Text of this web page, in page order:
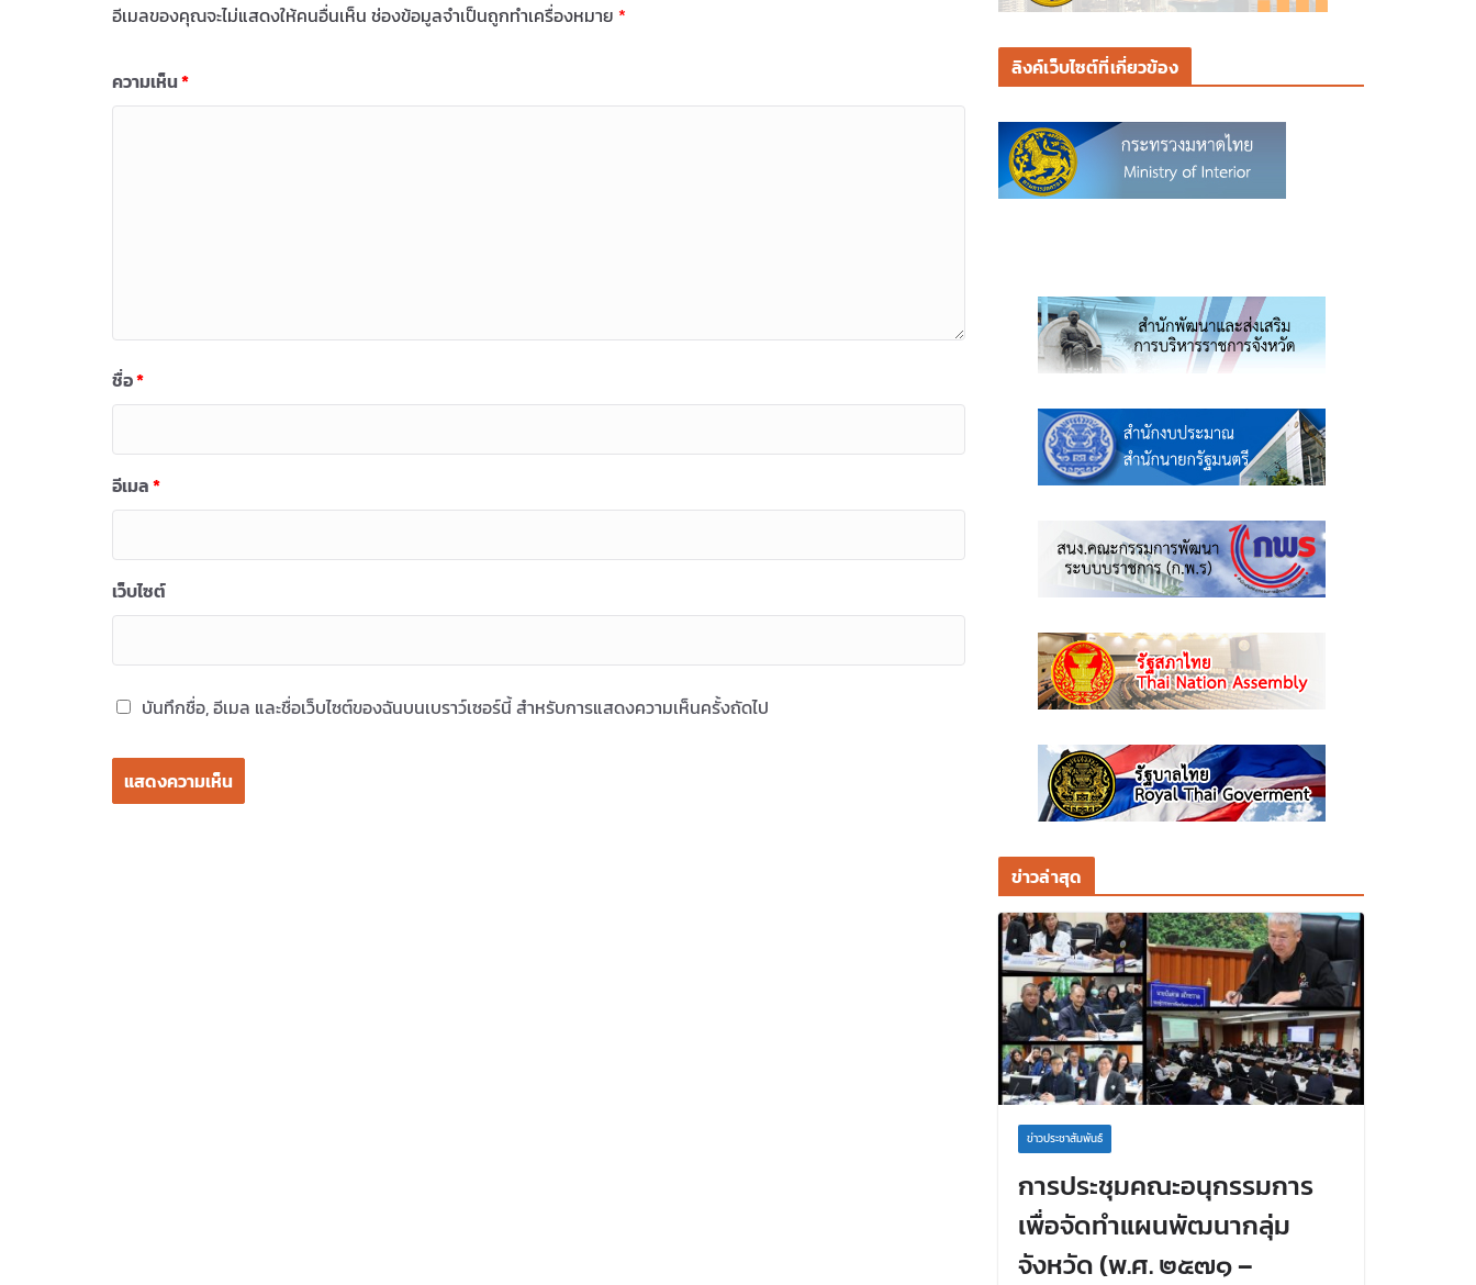
อีเมลของคุณจะไม่แสดงให้คนอื่นเห็น ช่องข้อมูลจำเป็นถูกทำเครื่องหมาย *
ความเห็น*
ชื่อ*
อีเมล*
เว็บไซต์
บันทึกชื่อ, อีเมล และชื่อเว็บไซต์ของฉันบนเบราว์เซอร์นี้ สำหรับการแสดงความเห็นครั้งถัดไป
ลิงค์เว็บไซต์ที่เกี่ยวข้อง
ข่าวล่าสุด
ข่าวประชาสัมพันธ์
การประชุมคณะอนุกรรมการ
เพื่อจัดทำแผนพัฒนากลุ่ม
จังหวัด (พ.ศ. ๒๕๗๑ –